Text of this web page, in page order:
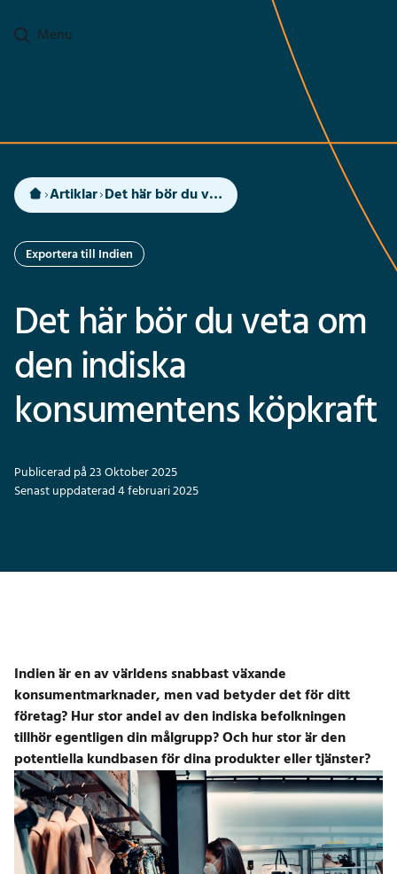
Menu
Artiklar Det här bör du veta om den indiska konsumentens köpkraft
Exportera till Indien
Det här bör du veta om
den indiska
konsumentens köpkraft
Publicerad på 23 Oktober 2025
Senast uppdaterad 4 februari 2025
Indien är en av världens snabbast växande
konsumentmarknader, men vad betyder det för ditt
företag? Hur stor andel av den indiska befolkningen
tillhör egentligen din målgrupp? Och hur stor är den
potentiella kundbasen för dina produkter eller tjänster?